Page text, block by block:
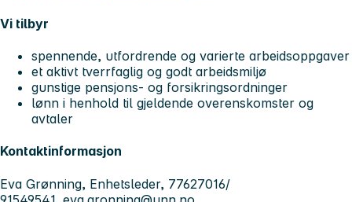
Vi tilbyr
spennende, utfordrende og varierte arbeidsoppgaver
et aktivt tverrfaglig og godt arbeidsmiljø
gunstige pensjons- og forsikringsordninger
lønn i henhold til gjeldende overenskomster og
avtaler
Kontaktinformasjon
Eva Grønning, Enhetsleder, 77627016/